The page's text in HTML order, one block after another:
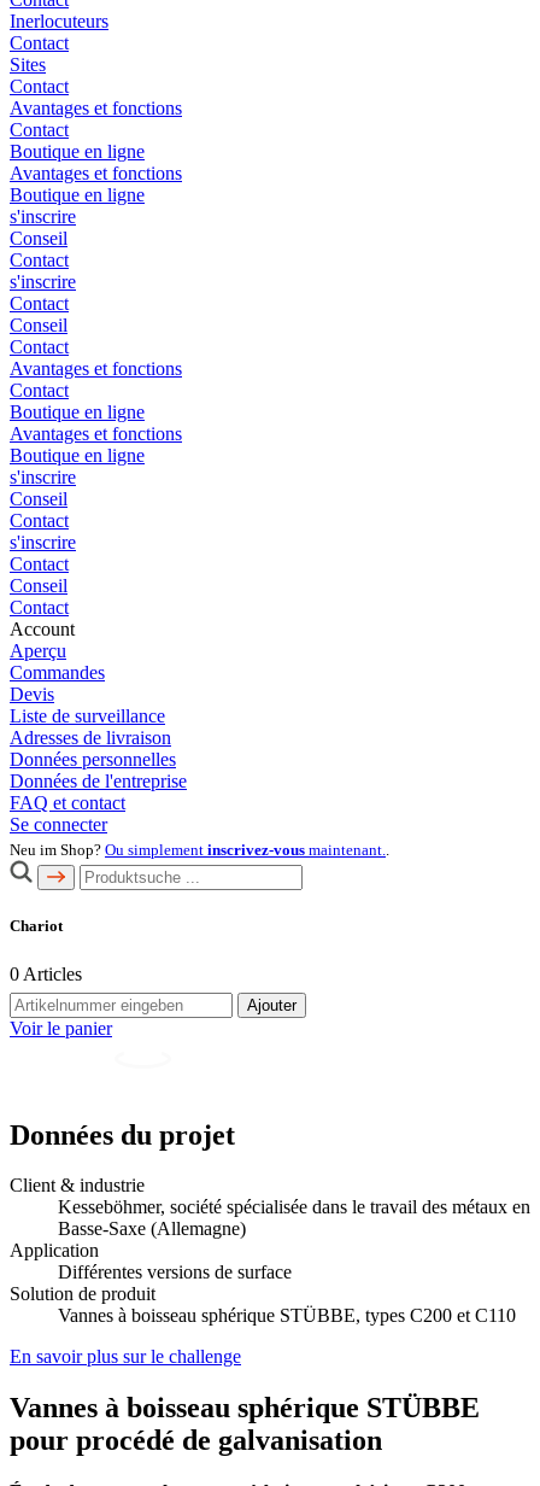
Inerlocuteurs
Contact
Sites
Contact
Avantages et fonctions
Contact
Boutique en ligne
Avantages et fonctions
Boutique en ligne
s'inscrire
Conseil
Contact
s'inscrire
Contact
Conseil
Contact
Avantages et fonctions
Contact
Boutique en ligne
Avantages et fonctions
Boutique en ligne
s'inscrire
Conseil
Contact
s'inscrire
Contact
Conseil
Contact
Account
Aperçu
Commandes
Devis
Liste de surveillance
Adresses de livraison
Données personnelles
Données de l'entreprise
FAQ et contact
Se connecter
Neu im Shop? Ou simplement inscrivez-vous maintenant..
Chariot
0 Articles
Ajouter
Voir le panier
Données du projet
Client & industrie
Kesseböhmer, société spécialisée dans le travail des métaux en
Basse-Saxe (Allemagne)
Application
Différentes versions de surface
Solution de produit
Vannes à boisseau sphérique STÜBBE, types C200 et C110
En savoir plus sur le challenge
Vannes à boisseau sphérique STÜBBE
pour procédé de galvanisation